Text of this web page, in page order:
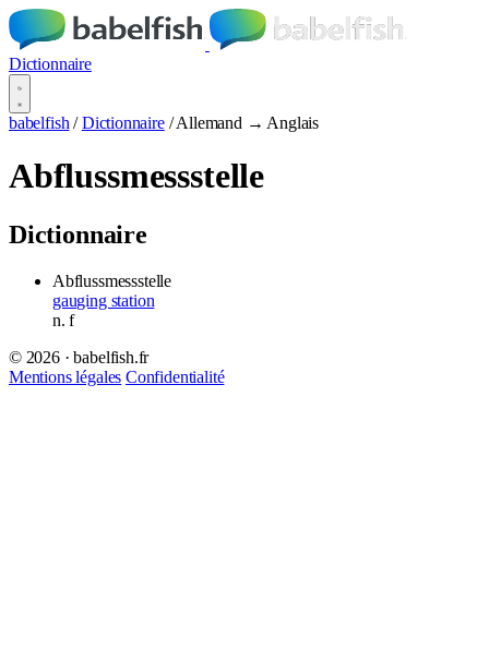
Dictionnaire
babelfish / Dictionnaire / Allemand → Anglais
Abflussmessstelle
Dictionnaire
Abflussmessstelle
gauging station
n.f
© 2026 · babelfish.fr
Mentions légales Confidentialité